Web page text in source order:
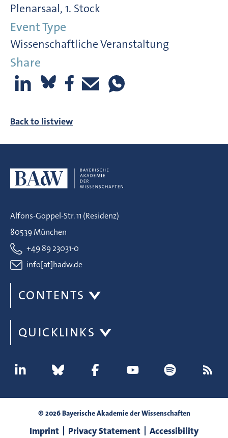
Plenarsaal, 1. Stock
Event Type
Wissenschaftliche Veranstaltung
Share
Back to listview
Alfons-Goppel-Str. 11 (Residenz)
80539 München
+49 89 23031-0
info[at]badw.de
CONTENTS
QUICKLINKS
© 2026 Bayerische Akademie der Wissenschaften
Imprint Privacy Statement Accessibility